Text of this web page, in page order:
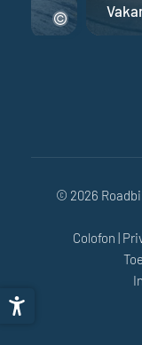
© 2026
Colofon |
28